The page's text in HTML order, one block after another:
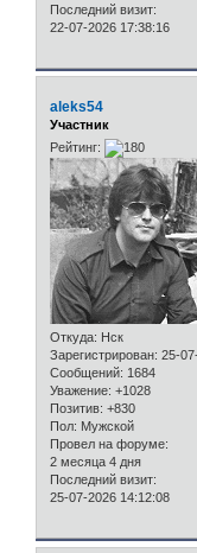
Последний визит:
22-07-2026 17:38:16
aleks54
Участник
Рейтинг:
Откуда: Нск
Зарегистрирован: 25-
Сообщений: 1684
Уважение: +1028
Позитив: +830
Пол: Мужской
Провел на форуме:
2 месяца 4 дня
Последний визит:
25-07-2026 14:12:08